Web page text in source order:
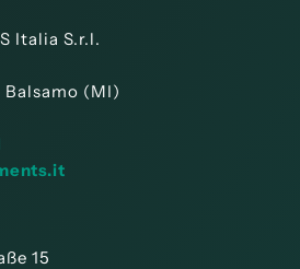
Italia S.r.l.
(MI)
15